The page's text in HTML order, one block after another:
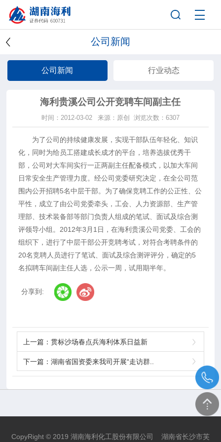
公司新闻
公司新闻 行业动态
海利贵溪公司公开竞聘车间副主任
时间：2012-03-02 来源：原创 浏览次数：6307
为了公司的持续健康发展，实现干部队伍年轻化、知识
化，同时为给员工搭建成长成才的平台，培养选拔优秀干
部，公司对大车间实行一正两副主任配备模式，以加大车间
日常安全生产管理力度。经公司党委研究决定，在全公司范
围内公开招聘5名中层干部。为了确保竞聘工作的公正性、公
平性，成立了由公司党委牵头，工会、人力资源部、生产管
理部、技术装备部等部门负责人组成的笔试、面试及综合测
评领导小组。2012年3月1日，在海利贵溪公司党委、工会的
组织下，进行了中层干部公开竞聘考试，对符合考聘条件的
20名竞聘人员进行了笔试、面试及综合测评评分，确定的5
名拟聘车间副主任人选，公示一周，试用期半年。
分享到:
上一篇：贯标沙场春点兵海利体系日益新
下一篇：湖南省国资委来我司开展“走访群..
CopyRight © 2019 湖南海利化工股份有限公司 湖南省长沙市芙